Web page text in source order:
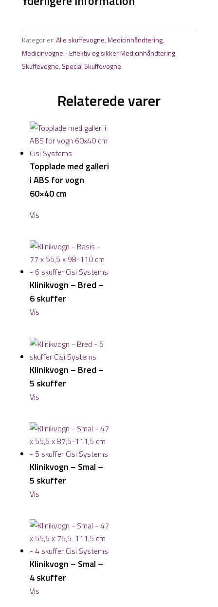
Kategorier:Alle skuffevogne,Medicinhåndtering,
Medicinvogne - Effektiv og sikker Medicinhåndtering,
Skuffevogne, Special Skuffevogne
Relaterede varer
Topplade med galleri
i ABS for vogn
60×40 cm
Vis
Klinikvogn – Bred –
6 skuffer
Vis
Klinikvogn – Bred –
5 skuffer
Vis
Klinikvogn – Smal –
5 skuffer
Vis
Klinikvogn – Smal –
4 skuffer
Vis